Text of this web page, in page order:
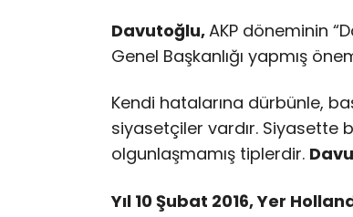
Davutoğlu,AKP döneminin
Genel Başkanlığı yapmış
Kendi hatalarına dürbünle,
siyasetçiler vardır. Siyasette
olgunlaşmamış tiplerdir.
Yıl 10 Şubat 2016, Yer